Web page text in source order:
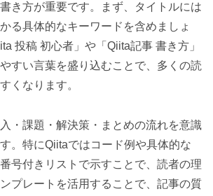
き方が重要です。まず、タイトルには
る具体的なキーワードを含めましょ
投稿 初心者」や「Qiita記事 書き方」
すい言葉を盛り込むことで、多くの読
くなります。
・課題・解決策・まとめの流れを意識
。特にQiitaではコード例や具体的な
号付きリストで示すことで、読者の理
プレートを活用することで、記事の質